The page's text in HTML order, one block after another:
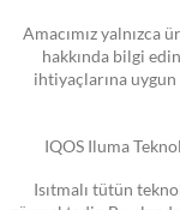
Amacımız yalnızca
hakkında bilgi
ihtiyaçlarına
IQOS Iluma
Isıtmalı tütün